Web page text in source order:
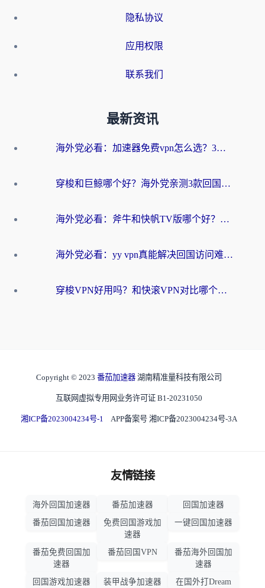
隐私协议
应用权限
联系我们
最新资讯
海外党必看：加速器免费vpn怎么选？3步教你无缝访问国内资源
穿梭和巨鲸哪个好？海外党亲测3款回国加速器，教你避开90%的坑
海外党必看：斧牛和快帆TV版哪个好？3分钟选对回国加速器，无缝刷B站、追热剧
海外党必看：yy vpn真能解决回国访问难题？附云极initap测评+免费方案对比
穿梭VPN好用吗？和快滚VPN对比哪个回国效果更好？海外党选回国加速器必看指南
Copyright © 2023 番茄加速器 湖南精准量科技有限公司
互联网虚拟专用网业务许可证 B1-20231050
湘ICP备2023004234号-1 APP备案号 湘ICP备2023004234号-3A
友情链接
海外回国加速器 番茄加速器
回国加速器
番茄回国加速器
免费回国游戏加
速器
一键回国加速器
番茄免费回国加
速器
番茄回国VPN
番茄海外回国加
速器
回国游戏加速器
装甲战争加速器 在国外打Dream